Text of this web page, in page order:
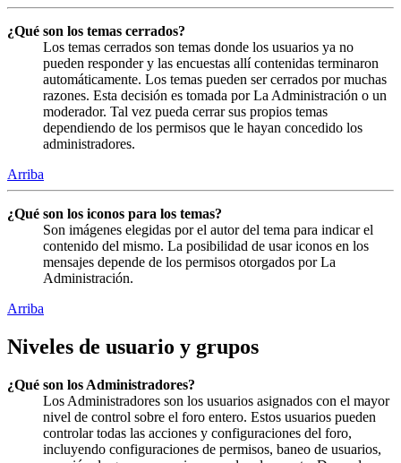
¿Qué son los temas cerrados?
Los temas cerrados son temas donde los usuarios ya no
pueden responder y las encuestas allí contenidas terminaron
automáticamente. Los temas pueden ser cerrados por muchas
razones. Esta decisión es tomada por La Administración o un
moderador. Tal vez pueda cerrar sus propios temas
dependiendo de los permisos que le hayan concedido los
administradores.
Arriba
¿Qué son los iconos para los temas?
Son imágenes elegidas por el autor del tema para indicar el
contenido del mismo. La posibilidad de usar iconos en los
mensajes depende de los permisos otorgados por La
Administración.
Arriba
Niveles de usuario y grupos
¿Qué son los Administradores?
Los Administradores son los usuarios asignados con el mayor
nivel de control sobre el foro entero. Estos usuarios pueden
controlar todas las acciones y configuraciones del foro,
incluyendo configuraciones de permisos, baneo de usuarios,